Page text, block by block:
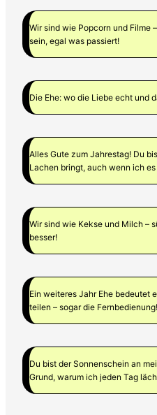
Wir sind wie Popcorn und Filme
sein, egal was passiert!
Die Ehe: wo die Liebe echt und
Alles Gute zum Jahrestag! Du
Lachen bringt, auch wenn ich
Wir sind wie Kekse und Milch –
besser!
Ein weiteres Jahr Ehe bedeutet
teilen – sogar die Fernbedienung!
Du bist der Sonnenschein an
Grund, warum ich jeden Tag